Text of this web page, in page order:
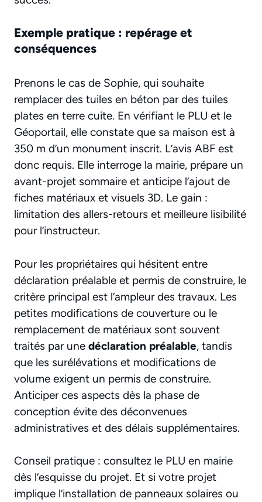
Exemple pratique : repérage et
conséquences
Prenons le cas de Sophie, qui souhaite
remplacer des tuiles en béton par des tuiles
plates en terre cuite. En vérifiant le PLU et le
Géoportail, elle constate que sa maison est à
350 m d’un monument inscrit. L’avis ABF est
donc requis. Elle interroge la mairie, prépare un
avant-projet sommaire et anticipe l’ajout de
fiches matériaux et visuels 3D. Le gain :
limitation des allers-retours et meilleure lisibilité
pour l’instructeur.
Pour les propriétaires qui hésitent entre
déclaration préalable et permis de construire, le
critère principal est l’ampleur des travaux. Les
petites modifications de couverture ou le
remplacement de matériaux sont souvent
traités par une déclaration préalable, tandis
que les surélévations et modifications de
volume exigent un permis de construire.
Anticiper ces aspects dès la phase de
conception évite des déconvenues
administratives et des délais supplémentaires.
Conseil pratique : consultez le PLU en mairie
dès l’esquisse du projet. Et si votre projet
implique l’installation de panneaux solaires ou